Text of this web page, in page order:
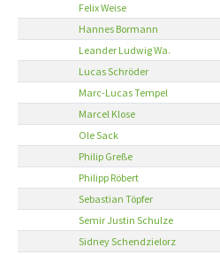
Felix Weise
Hannes Bormann
Leander Ludwig Wa.
Lucas Schröder
Marc-Lucas Tempel
Marcel Klose
Ole Sack
Philip Greße
Philipp Röbert
Sebastian Töpfer
Semir Justin Schulze
Sidney Schendzielorz